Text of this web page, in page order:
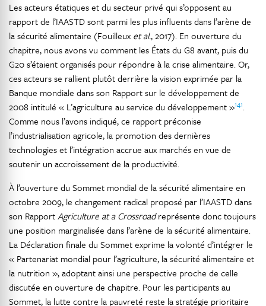
Les acteurs étatiques et du secteur privé qui s’opposent au
rapport de l’IAASTD sont parmi les plus influents dans l’arène de
la sécurité alimentaire (Fouilleux et al., 2017). En ouverture du
chapitre, nous avons vu comment les États du G8 avant, puis du
G20 s’étaient organisés pour répondre à la crise alimentaire. Or,
ces acteurs se rallient plutôt derrière la vision exprimée par la
Banque mondiale dans son Rapport sur le développement de
2008 intitulé « L’agriculture au service du développement »141.
Comme nous l’avons indiqué, ce rapport préconise
l’industrialisation agricole, la promotion des dernières
technologies et l’intégration accrue aux marchés en vue de
soutenir un accroissement de la productivité.
À l’ouverture du Sommet mondial de la sécurité alimentaire en
octobre 2009, le changement radical proposé par l’IAASTD dans
son RapportAgriculture at a Crossroadreprésente donc toujours
une position marginalisée dans l’arène de la sécurité alimentaire.
La Déclaration finale du Sommet exprime la volonté d’intégrer le
« Partenariat mondial pour l’agriculture, la sécurité alimentaire et
la nutrition », adoptant ainsi une perspective proche de celle
discutée en ouverture de chapitre. Pour les participants au
Sommet, la lutte contre la pauvreté reste la stratégie prioritaire